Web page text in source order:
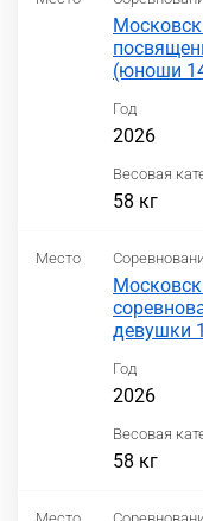
(юноши
Год
2026
Весовая
58 кг
Место
девушки
Год
2026
Весовая
58 кг